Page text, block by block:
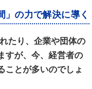
」の力で解決に導く
たり、企業や団体の
すが、今、経営者の
ことが多いのでしょ